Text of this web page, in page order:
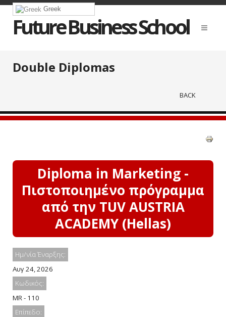
Greek
Future Business School
Double Diplomas
BACK
Diploma in Marketing -
Πιστοποιημένο πρόγραμμα
από την TUV AUSTRIA
ACADEMY (Hellas)
Ημ/νία Έναρξης:
Αυγ 24, 2026
Κωδικός:
MR - 110
Επίπεδο: